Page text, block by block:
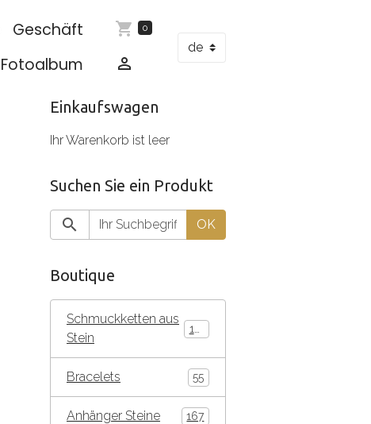
Geschäft
Fotoalbum
0
Einkaufswagen
Ihr Warenkorb ist leer
Suchen Sie ein Produkt
OK
Boutique
Schmuckketten aus
Stein
Bracelets 55
Anhänger Steine 167